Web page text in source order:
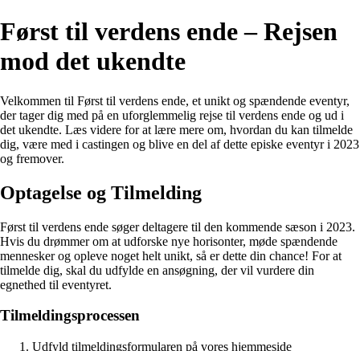
Først til verdens ende – Rejsen
mod det ukendte
Velkommen til Først til verdens ende, et unikt og spændende eventyr,
der tager dig med på en uforglemmelig rejse til verdens ende og ud i
det ukendte. Læs videre for at lære mere om, hvordan du kan tilmelde
dig, være med i castingen og blive en del af dette episke eventyr i 2023
og fremover.
Optagelse og Tilmelding
Først til verdens ende søger deltagere til den kommende sæson i 2023.
Hvis du drømmer om at udforske nye horisonter, møde spændende
mennesker og opleve noget helt unikt, så er dette din chance! For at
tilmelde dig, skal du udfylde en ansøgning, der vil vurdere din
egnethed til eventyret.
Tilmeldingsprocessen
Udfyld tilmeldingsformularen på vores hjemmeside